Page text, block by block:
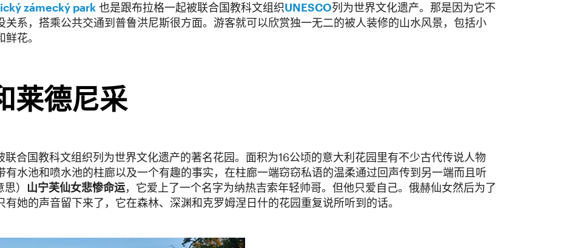
zámecký park 也是跟布拉格一起被联合国教科文组织UNESCO列为世界文化遗产。那是因为它不
系，搭乘公共交通到普鲁洪尼斯很方面。游客就可以欣赏独一无二的被人装修的山水风景，包括小
花。
莱德尼采
联合国教科文组织列为世界文化遗产的著名花园。面积为16公顷的意大利花园里有不少古代传说人物
水池和喷水池的柱廊以及一个有趣的事实，在柱廊一端窃窃私语的温柔通过回声传到另一端而且听
） 山宁芙仙女悲惨命运，它爱上了一个名字为纳热吉索年轻帅哥。但他只爱自己。俄赫仙女然后为了
她的声音留下来了，它在森林、深渊和克罗姆涅日什的花园重复说所听到的话。